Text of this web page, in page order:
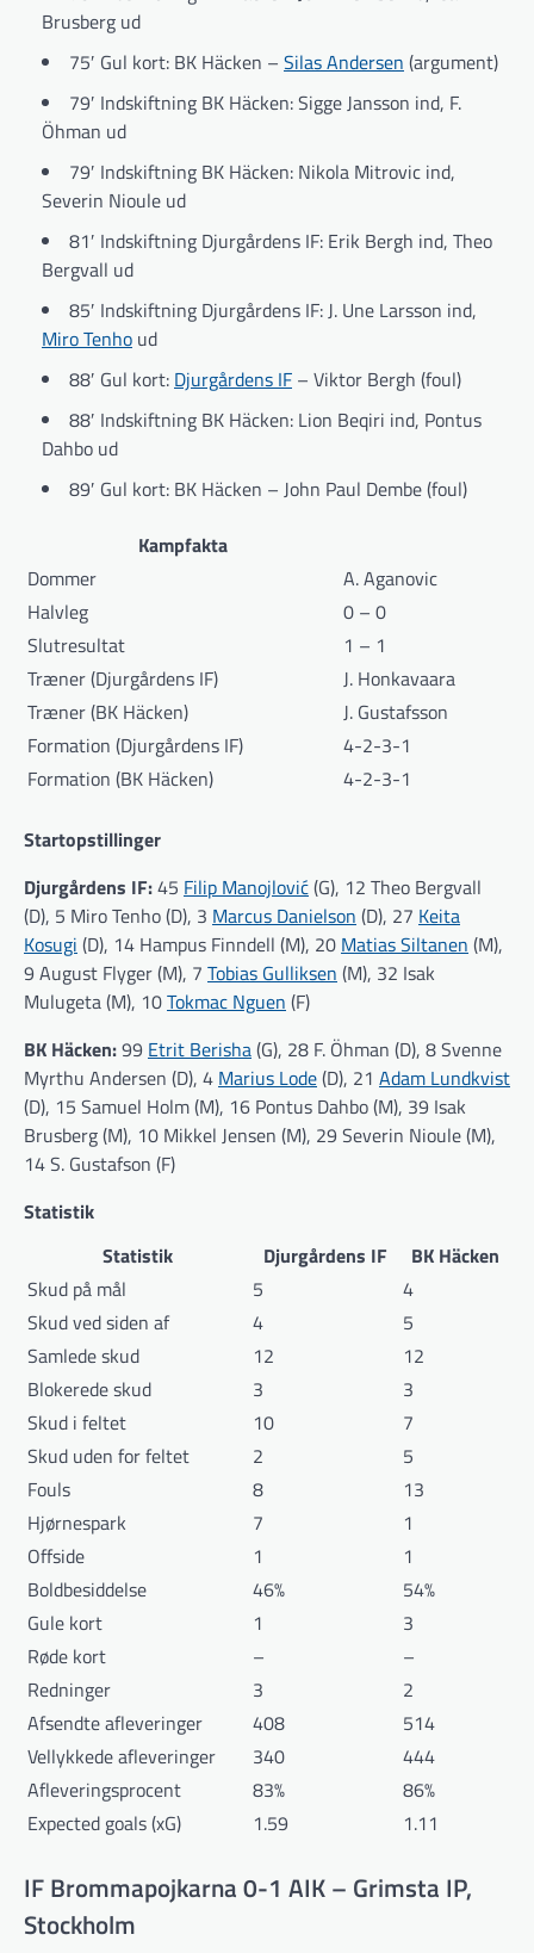
Brusberg ud
75′ Gul kort: BK Häcken – Silas Andersen (argument)
79′ Indskiftning BK Häcken: Sigge Jansson ind, F.
Öhman ud
79′ Indskiftning BK Häcken: Nikola Mitrovic ind,
Severin Nioule ud
81′ Indskiftning Djurgårdens IF: Erik Bergh ind, Theo
Bergvall ud
85′ Indskiftning Djurgårdens IF: J. Une Larsson ind,
Miro Tenho ud
88′ Gul kort: Djurgårdens IF – Viktor Bergh (foul)
88′ Indskiftning BK Häcken: Lion Beqiri ind, Pontus
Dahbo ud
89′ Gul kort: BK Häcken – John Paul Dembe (foul)
Kampfakta
Dommer
A. Aganovic
Halvleg
0 – 0
Slutresultat
1 – 1
Træner (Djurgårdens IF)
J. Honkavaara
Træner (BK Häcken)
J. Gustafsson
Formation (Djurgårdens IF)
4-2-3-1
Formation (BK Häcken)
4-2-3-1
Startopstillinger
Djurgårdens IF:45 Filip Manojlović(G), 12 Theo Bergvall
(D), 5 Miro Tenho (D), 3 Marcus Danielson (D), 27 Keita
Kosugi (D), 14 Hampus Finndell (M), 20 Matias Siltanen (M),
9 August Flyger (M), 7 Tobias Gulliksen (M), 32 Isak
Mulugeta (M), 10Tokmac Nguen (F)
BK Häcken:99 Etrit Berisha(G), 28 F. Öhman (D), 8 Svenne
Myrthu Andersen (D), 4 Marius Lode(D), 21 Adam Lundkvist
(D), 15 Samuel Holm (M), 16 Pontus Dahbo (M), 39 Isak
Brusberg (M), 10 Mikkel Jensen (M), 29 Severin Nioule (M),
14 S. Gustafson (F)
Statistik
Statistik
Djurgårdens IF
BK Häcken
Skud på mål
5
4
Skud ved siden af
4
5
Samlede skud
12
12
Blokerede skud
3
3
Skud i feltet
10
7
Skud uden for feltet
2
5
Fouls
8
13
Hjørnespark
7
1
Offside
1
1
Boldbesiddelse
46%
54%
Gule kort
1
3
Røde kort
–
–
Redninger
3
2
Afsendte afleveringer
408
514
Vellykkede afleveringer
340
444
Afleveringsprocent
83%
86%
Expected goals (xG)
1.59 1.11
IF Brommapojkarna 0-1 AIK – Grimsta IP,
Stockholm